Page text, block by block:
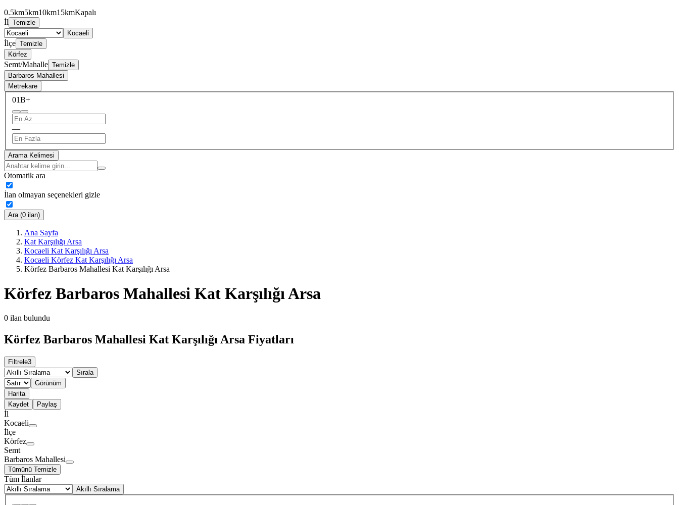
0.5km5km10km15kmKapalı
İl Temizle
Kocaeli
İlçe Temizle
Körfez
Semt/Mahalle Temizle
Barbaros Mahallesi
Metrekare
01B+
—
Arama Kelimesi
Otomatik ara
İlan olmayan seçenekleri gizle
Ara (0 ilan)
Ana Sayfa
Kat Karşılığı Arsa
Kocaeli Kat Karşılığı Arsa
Kocaeli Körfez Kat Karşılığı Arsa
Körfez Barbaros Mahallesi Kat Karşılığı Arsa
Körfez Barbaros Mahallesi Kat Karşılığı Arsa
0 ilan bulundu
Körfez Barbaros Mahallesi Kat Karşılığı Arsa Fiyatları
Filtrele3
Sırala
Görünüm
Harita
Kaydet
Paylaş
İl
Kocaeli
İlçe
Körfez
Semt
Barbaros Mahallesi
Tümünü Temizle
Tüm İlanlar
Akıllı Sıralama